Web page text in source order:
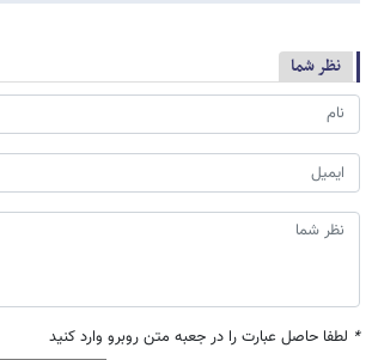
نظر شما
* لطفا حاصل عبارت را در جعبه متن روبرو وارد کنید